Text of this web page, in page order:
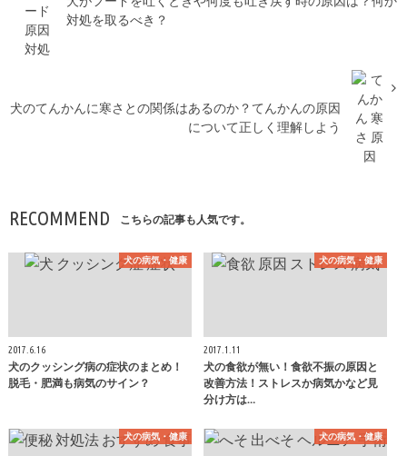
対処を取るべき？
犬のてんかんに寒さとの関係はあるのか？てんかんの原因
について正しく理解しよう
RECOMMEND こちらの記事も人気です。
犬の病気・健康
2017.6.16
犬のクッシング病の症状のまとめ！
脱毛・肥満も病気のサイン？
犬の病気・健康
2017.1.11
犬の食欲が無い！食欲不振の原因と
改善方法！ストレスか病気かなど見
分け方は…
犬の病気・健康 犬の病気・健康